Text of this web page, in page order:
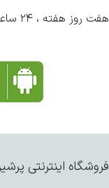
هفت روز هفته ، ۲۴ ساعت شبانه‌روز پاسخگوی شما هستیم.
فروشگاه اینترنتی